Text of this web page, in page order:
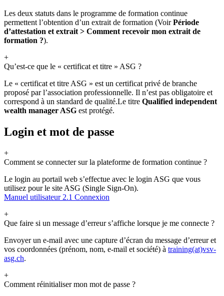
Les deux statuts dans le programme de formation continue
permettent l’obtention d’un extrait de formation (VoirPériode
d’attestation et extrait > Comment recevoir mon extrait de
formation ?).
+
Qu’est-ce que le « certificat et titre » ASG ?
Le « certificat et titre ASG » est un certificat privé de branche
proposé par l’association professionnelle. Il n’est pas obligatoire et
correspond à un standard de qualité.Le titre Qualified independent
wealth manager ASG est protégé.
Login et mot de passe
+
Comment se connecter sur la plateforme de formation continue ?
Le login au portail web s’effectue avec le login ASG que vous
utilisez pour le site ASG (Single Sign-On).
Manuel utilisateur 2.1 Connexion
+
Que faire si un message d’erreur s’affiche lorsque je me connecte ?
Envoyer un e-mail avec une capture d’écran du message d’erreur et
vos coordonnées (prénom, nom, e-mail et société) à training(at)vsv-
asg.ch.
+
Comment réinitialiser mon mot de passe ?